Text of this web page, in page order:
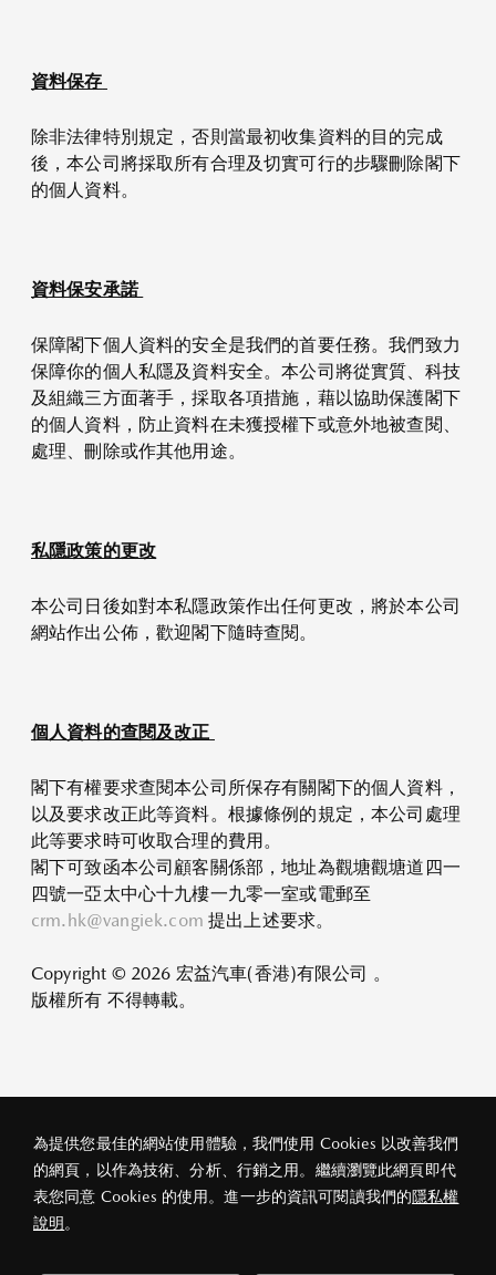
為提供您最佳的網站使用體驗，我們使用 Cookies 以改善我們
的網頁，以作為技術、分析、行銷之用。繼續瀏覽此網頁即代
表您同意 Cookies 的使用。進一步的資訊可閱讀我們的隱私權
說明。
資料保存
除非法律特別規定，否則當最初收集資料的目的完成
後，本公司將採取所有合理及切實可行的步驟刪除閣下
的個人資料。
資料保安承諾
保障閣下個人資料的安全是我們的首要任務。我們致力
保障你的個人私隱及資料安全。本公司將從實質、科技
及組織三方面著手，採取各項措施，藉以協助保護閣下
的個人資料，防止資料在未獲授權下或意外地被查閱、
處理、刪除或作其他用途。
私隱政策的更改
本公司日後如對本私隱政策作出任何更改，將於本公司
網站作出公佈，歡迎閣下隨時查閱。
個人資料的查閱及改正
閣下有權要求查閱本公司所保存有關閣下的個人資料，
以及要求改正此等資料。根據條例的規定，本公司處理
此等要求時可收取合理的費用。
閣下可致函本公司顧客關係部，地址為觀塘觀塘道四一
四號一亞太中心十九樓一九零一室或電郵至
crm.hk@vangiek.com 提出上述要求。
Copyright © 2026 宏益汽車(香港)有限公司 。
版權所有 不得轉載。